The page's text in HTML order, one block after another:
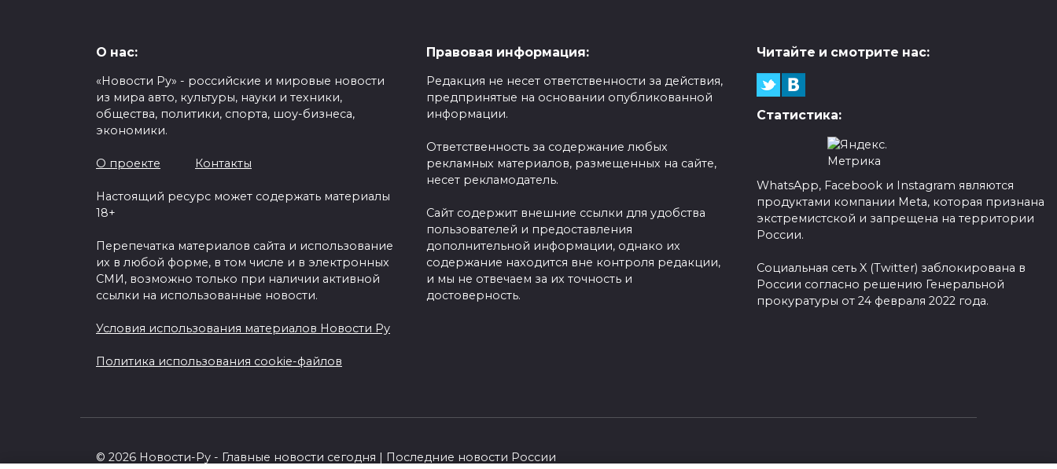
О нас:
«Новости Ру» - российские и мировые новости
из мира авто, культуры, науки и техники,
общества, политики, спорта, шоу-бизнеса,
экономики.
О проекте Контакты
Настоящий ресурс может содержать материалы
18+
Перепечатка материалов сайта и использование
их в любой форме, в том числе и в электронных
СМИ, возможно только при наличии активной
ссылки на использованные новости.
Условия использования материалов Новости Ру
Политика использования cookie-файлов
Правовая информация:
Редакция не несет ответственности за действия,
предпринятые на основании опубликованной
информации.
Ответственность за содержание любых
рекламных материалов, размещенных на сайте,
несет рекламодатель.
Сайт содержит внешние ссылки для удобства
пользователей и предоставления
дополнительной информации, однако их
содержание находится вне контроля редакции,
и мы не отвечаем за их точность и
достоверность.
Читайте и смотрите нас:
Статистика:
WhatsApp, Facebook и Instagram являются
продуктами компании Meta, которая признана
экстремистской и запрещена на территории
России.
Социальная сеть X (Twitter) заблокирована в
России согласно решению Генеральной
прокуратуры от 24 февраля 2022 года.
© 2026 Новости-Ру - Главные новости сегодня | Последние новости России